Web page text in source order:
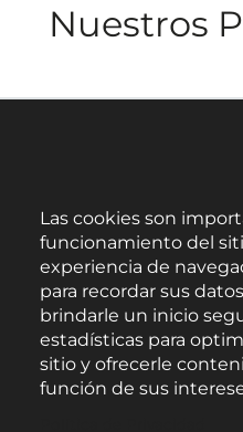
Nuestros
Las cookies son
funcionamiento del
experiencia de
para recordar sus
brindarle un inicio
estadísticas para
sitio y ofrecerle
función de sus